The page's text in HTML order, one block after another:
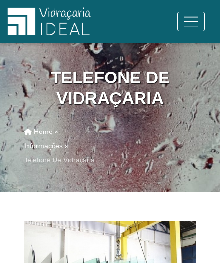
TELEFONE DE
VIDRAÇARIA
Home »
Informações »
Telefone De Vidraçaria